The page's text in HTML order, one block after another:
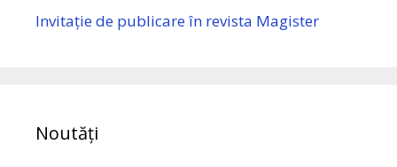
Invitație de publicare în revista Magister
Noutăți